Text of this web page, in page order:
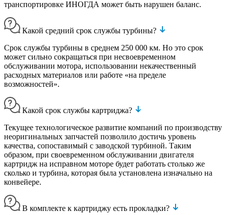
транспортировке ИНОГДА может быть нарушен баланс.
Какой средний срок службы турбины?
Срок службы турбины в среднем 250 000 км. Но это срок
может сильно сокращаться при несвоевременном
обслуживании мотора, использовании некачественный
расходных материалов или работе «на пределе
возможностей».
Какой срок службы картриджа?
Текущее технологическое развитие компаний по производству
неоригинальных запчастей позволило достичь уровень
качества, сопоставимый с заводской турбиной. Таким
образом, при своевременном обслуживании двигателя
картридж на исправном моторе будет работать столько же
сколько и турбина, которая была установлена изначально на
конвейере.
В комплекте к картриджу есть прокладки?